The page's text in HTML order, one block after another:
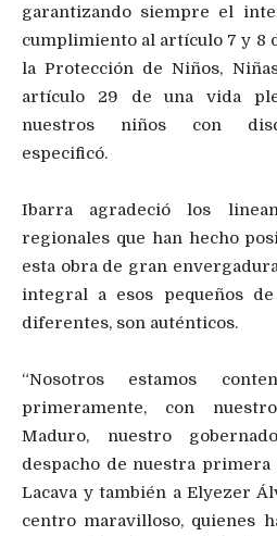
garantizando siempre el
cumplimiento al artículo 7 y 8
la Protección de Niños,
artículo 29 de una vida
nuestros niños con
especificó.
Ibarra agradeció los
regionales que han hecho
esta obra de gran
integral a esos pequeños
diferentes, son auténticos.
“Nosotros estamos
primeramente, con
Maduro, nuestro
despacho de nuestra primera
Lacava y también a Elyezer
centro maravilloso, quienes